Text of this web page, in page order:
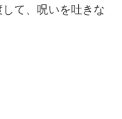
て、呪いを吐きな